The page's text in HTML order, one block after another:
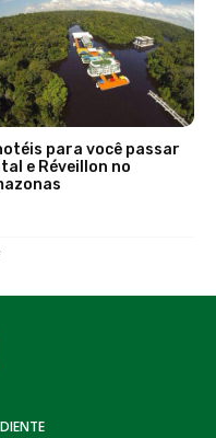
para você passar
e Réveillon no